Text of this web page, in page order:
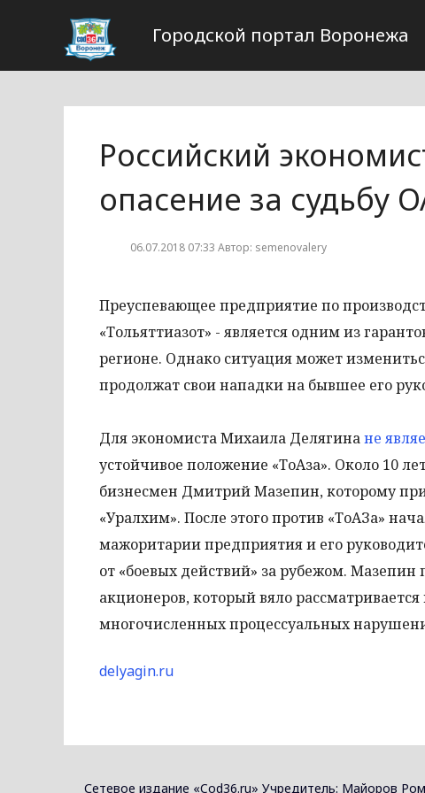
Городской портал Воронежа
Российский
опасение за судьбу
06.07.2018 07:33 Автор: semenovalery
Преуспевающее предприятие по
«Тольяттиазот» - является одним из
регионе. Однако ситуация может
продолжат свои нападки на бывшее его
Для экономиста Михаила Делягинане
устойчивое положение «ТоАза». Около 10
бизнесмен Дмитрий Мазепин, которому
«Уралхим». После этого против «ТоАЗа»
мажоритарии предприятия и его
от «боевых действий» за рубежом.
акционеров, который вяло
многочисленных процессуальных
delyagin.ru
Сетевое издание «Cod36.ru» Учредитель: Майоров